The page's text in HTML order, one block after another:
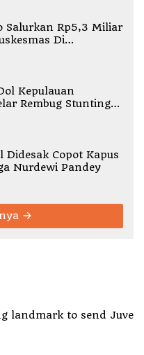
Salurkan Rp5,3 Miliar
Di
Kepulauan
Rembug Stunting
Didesak Copot Kapus
Nurdewi Pandey
landmark to send Juve